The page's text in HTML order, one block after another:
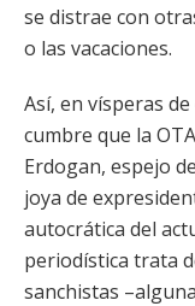
se distrae con
o las vacaciones.
Así, en vísperas
cumbre que la
Erdogan, espejo
joya de
autocrática del
periodística trata
sanchistas